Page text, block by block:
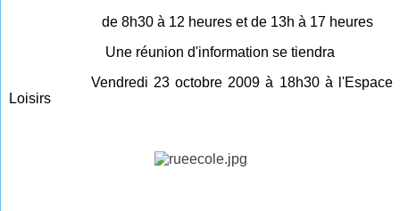
de 8h30 à 12 heures et de 13h à 17 heures
Une réunion d'information se tiendra
Vendredi 23 octobre 2009 à 18h30 à l'Espace
Loisirs